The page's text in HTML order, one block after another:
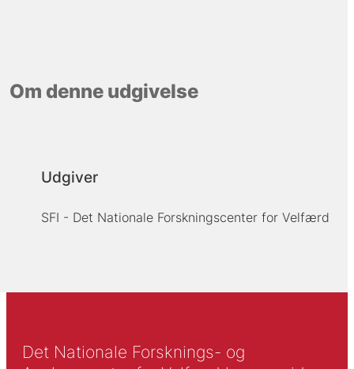
Om denne udgivelse
Udgiver
SFI - Det Nationale Forskningscenter for Velfærd
Det Nationale Forsknings- og